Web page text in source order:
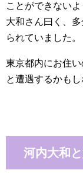
ことができない
大和さん曰く、
られていました。
東京都内にお住
と遭遇するかもし
河内大和